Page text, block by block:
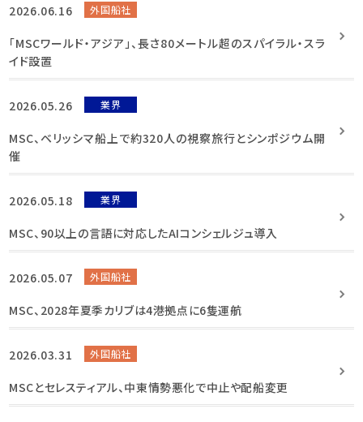
2026.06.16 外国船社
「MSCワールド・アジア」、長さ80メートル超のスパイラル・スラ
イド設置
2026.05.26 業界
MSC、ベリッシマ船上で約320人の視察旅行とシンポジウム開
催
2026.05.18 業界
MSC、90以上の言語に対応したAIコンシェルジュ導入
2026.05.07 外国船社
MSC、2028年夏季カリブは4港拠点に6隻運航
2026.03.31 外国船社
MSCとセレスティアル、中東情勢悪化で中止や配船変更